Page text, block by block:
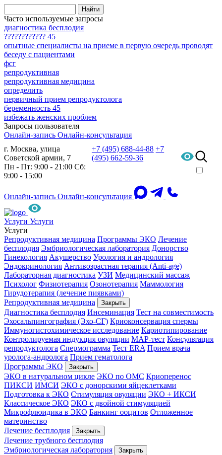
Часто используемые запросы
диагностика бесплодия
???????????? 45
опытные специалисты на приеме в первую очередь проводят
беседу с пациентами
фсг
репродуктивная
репродуктивная медицина
определить
первичный прием репродуктолога
беременность 45
избежать женских проблем
Запросы пользователя
Онлайн-запись Онлайн-консультация
г. Москва, улица
Советской армии, 7
Пн - Пт: 9:00 - 21:00 Сб:
9:00 - 15:00
+7 (495) 688-44-88 +7
(495) 662-59-36
Онлайн-запись Онлайн-консультация
Услуги Услуги
Услуги
Репродуктивная медицина Программы ЭКО Лечение
бесплодия Эмбриологическая лаборатория Донорство
Гинекология Акушерство Урология и андрология
Эндокринология Антивозрастная терапия (Anti-age)
Лабораторная диагностика УЗИ Медицинский массаж
Психолог Физиотерапия Озонотерапия Маммология
Гирудотерапия (лечение пиявками)
Репродуктивная медицина
Закрыть
Диагностика бесплодия Инсеминация Тест на совместимость
Эхосальпингография (Эхо-СГ) Криоконсервация спермы
Иммуногистохимическое исследование Кариотипирование
Контролируемая индукция овуляции МАР-тест Консультация
репродуктолога Спермограмма Тест ERA Прием врача
уролога-андролога Прием гематолога
Программы ЭКО
Закрыть
ЭКО в натуральном цикле ЭКО по ОМС Криоперенос
ПИКСИ ИМСИ ЭКО с донорскими яйцеклетками
Подготовка к ЭКО Стимуляция овуляции ЭКО + ИКСИ
Классическое ЭКО ЭКО с двойной стимуляцией
Микрофлюидика в ЭКО Банкинг ооцитов Отложенное
материнство
Лечение бесплодия
Закрыть
Лечение трубного бесплодия
Эмбриологическая лаборатория
Закрыть